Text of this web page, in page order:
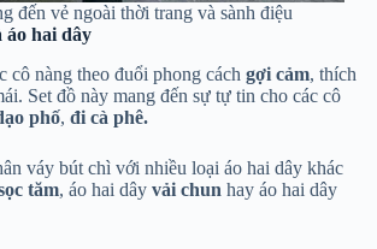
đến vẻ ngoài thời trang và sành điệu
áo hai dây
cô nàng theo đuổi phong cách gợi cảm, thích
Set đồ này mang đến sự tự tin cho các cô
phố, đi cà phê.
váy bút chì với nhiều loại áo hai dây khác
tăm, áo hai dây vải chun hay áo hai dây